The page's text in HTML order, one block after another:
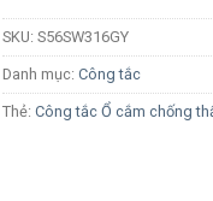
SKU: S56SW316GY
Danh mục: Công tắc
Thẻ: Công tắc Ổ cắm chống